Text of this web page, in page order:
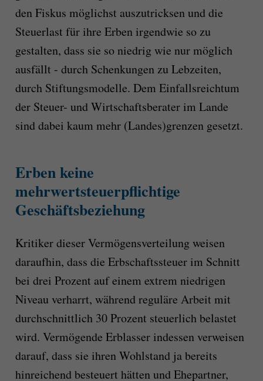
den Fiskus möglichst auszutricksen und die
Steuerlast für ihre Erben irgendwie so zu
gestalten, dass sie so niedrig wie nur möglich
ausfällt - durch Schenkungen zu Lebzeiten,
durch Stiftungsmodelle. Dem Einfallsreichtum
der Steuer- und Wirtschaftsberater im Lande
sind dabei kaum mehr (Landes)grenzen gesetzt.
Erben keine
mehrwertsteuerpflichtige
Geschäftsbeziehung
Kritiker dieser Vermögensverteilung weisen
daraufhin, dass die Erbschaftssteuer im Schnitt
bei drei Prozent auf einem extrem niedrigen
Niveau verharrt, während reguläre Arbeit mit
durchschnittlich 30 Prozent steuerlich belastet
wird. Vermögende Erblasser indessen verweisen
darauf, dass sie ihren Wohlstand ja bereits
hinreichend besteuert hätten und Ehepartner,